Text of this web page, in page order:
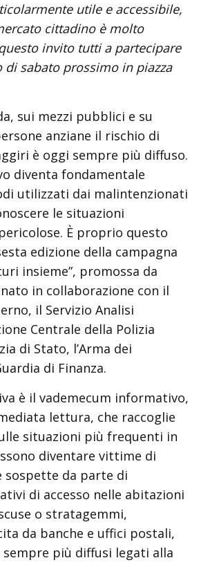
utile e accessibile,
cittadino è molto
invito tutti a partecipare
di sabato prossimo in piazza
sui mezzi pubblici e su
anziane il rischio di
è oggi sempre più diffuso.
diventa fondamentale
utilizzati dai malintenzionati
le situazioni
È proprio questo
edizione della campagna
insieme”, promossa da
in collaborazione con il
il Servizio Analisi
Centrale della Polizia
di Stato, l’Arma dei
di Finanza.
è il vademecum informativo,
lettura, che raccoglie
situazioni più frequenti in
diventare vittime di
da parte di
di accesso nelle abitazioni
o stratagemmi,
da banche e uffici postali,
sempre più diffusi legati alla